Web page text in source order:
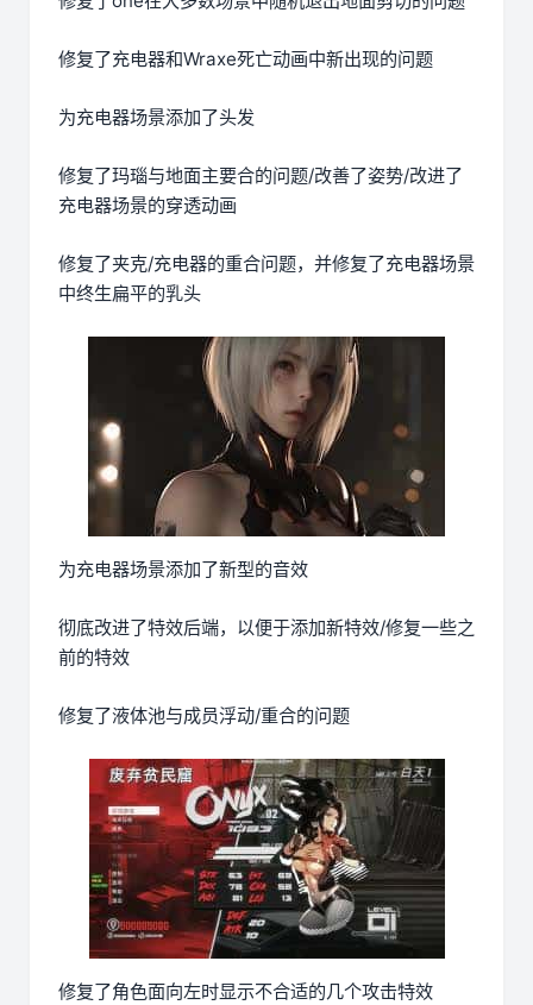
修复了充电器和Wraxe死亡动画中新出现的问题
为充电器场景添加了头发
修复了玛瑙与地面主要合的问题/改善了姿势/改进了
充电器场景的穿透动画
修复了夹克/充电器的重合问题，并修复了充电器场景
中终生扁平的乳头
为充电器场景添加了新型的音效
彻底改进了特效后端，以便于添加新特效/修复一些之
前的特效
修复了液体池与成员浮动/重合的问题
修复了角色面向左时显示不合适的几个攻击特效